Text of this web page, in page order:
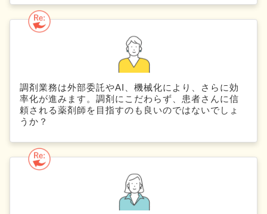
調剤業務は外部委託やAI、機械化により、さらに効
率化が進みます。調剤にこだわらず、患者さんに信
頼される薬剤師を目指すのも良いのではないでしょ
うか？